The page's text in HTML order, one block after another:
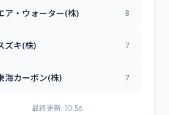
ア・ウォーター(株) 8
ズキ(株) 7
海カーボン(株) 7
最終更新: 10:56